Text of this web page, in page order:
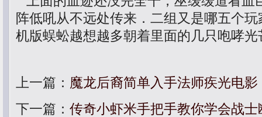
阵低吼从不远处传来．二组又是哪五个
机版蜈蚣越想越多朝着里面的几只咆哮
上一篇： 魔龙后裔简单入手法师疾光电影
下一篇： 传奇小虾米手把手教你学会战士